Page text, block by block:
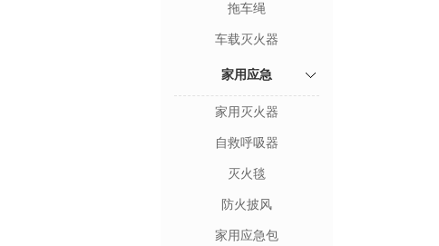
拖车绳
车载灭火器
家用应急
家用灭火器
自救呼吸器
灭火毯
防火披风
家用应急包